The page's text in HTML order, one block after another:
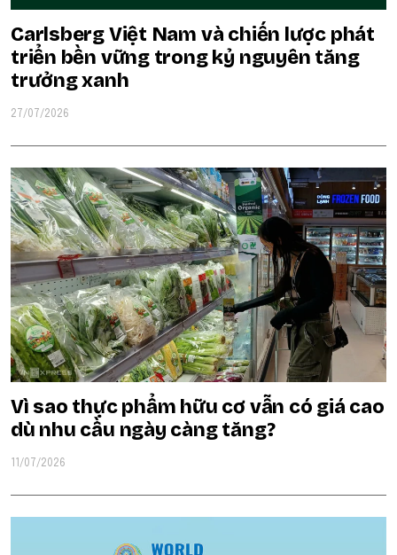
Carlsberg Việt Nam và chiến lược phát
triển bền vững trong kỷ nguyên tăng
trưởng xanh
27/07/2026
Vì sao thực phẩm hữu cơ vẫn có giá cao
dù nhu cầu ngày càng tăng?
11/07/2026